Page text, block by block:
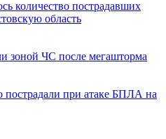
количество пострадавших
область
зоной ЧС после мегашторма
пострадали при атаке БПЛА на